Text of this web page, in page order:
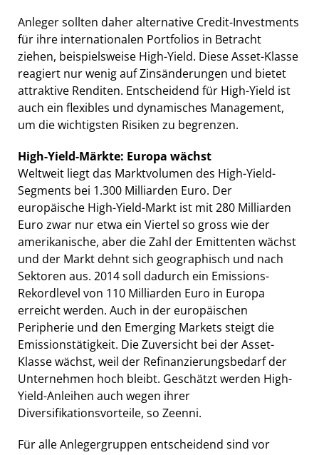
Anleger sollten daher alternative Credit-Investments
für ihre internationalen Portfolios in Betracht
ziehen, beispielsweise High-Yield. Diese Asset-Klasse
reagiert nur wenig auf Zinsänderungen und bietet
attraktive Renditen. Entscheidend für High-Yield ist
auch ein flexibles und dynamisches Management,
um die wichtigsten Risiken zu begrenzen.
High-Yield-Märkte: Europa wächst
Weltweit liegt das Marktvolumen des High-Yield-
Segments bei 1.300 Milliarden Euro. Der
europäische High-Yield-Markt ist mit 280 Milliarden
Euro zwar nur etwa ein Viertel so gross wie der
amerikanische, aber die Zahl der Emittenten wächst
und der Markt dehnt sich geographisch und nach
Sektoren aus. 2014 soll dadurch ein Emissions-
Rekordlevel von 110 Milliarden Euro in Europa
erreicht werden. Auch in der europäischen
Peripherie und den Emerging Markets steigt die
Emissionstätigkeit. Die Zuversicht bei der Asset-
Klasse wächst, weil der Refinanzierungsbedarf der
Unternehmen hoch bleibt. Geschätzt werden High-
Yield-Anleihen auch wegen ihrer
Diversifikationsvorteile, so Zeenni.
Für alle Anlegergruppen entscheidend sind vor